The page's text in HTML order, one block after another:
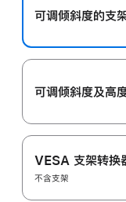
可调倾斜度的支
可调倾斜度及高‍
VESA 支架转换
不含支架